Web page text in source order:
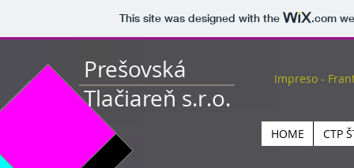
This site was designed with the .com
Prešovská
Tlačiareň s.r.o.
Impreso -
HOME CTP